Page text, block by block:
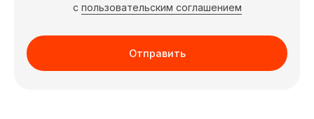
с пользовательским соглашением
Отправить